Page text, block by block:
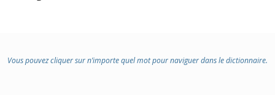
Vous pouvez cliquer sur n’importe quel mot pour naviguer dans le dictionnaire.